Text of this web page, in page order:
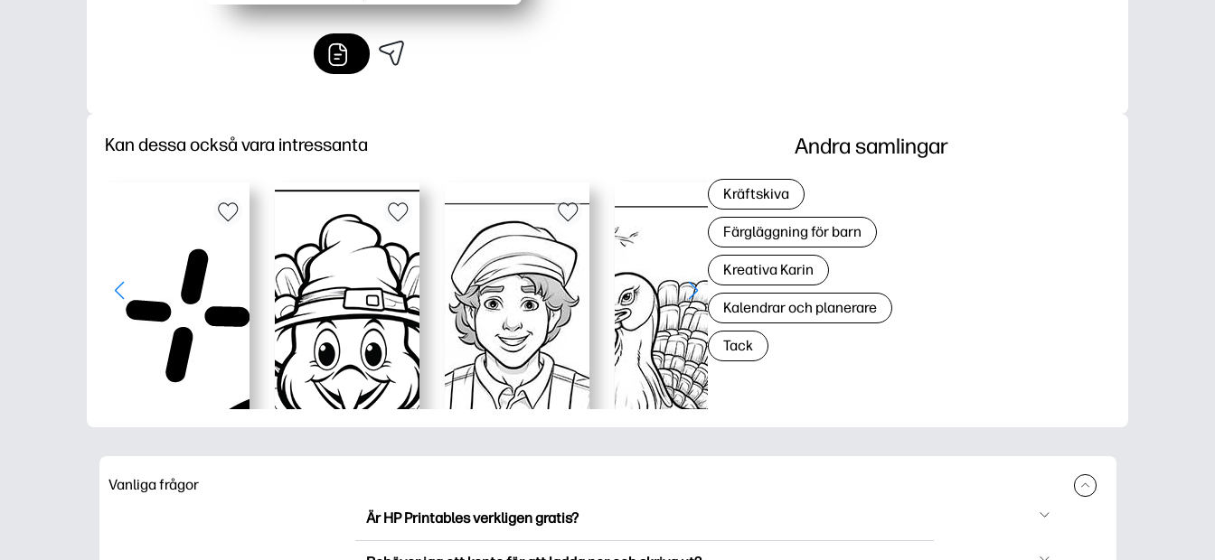
Kan dessa också vara intressanta Andra samlingar
Kräftskiva
Färgläggning för barn
Kreativa Karin
Kalendrar och planerare
Tack
Vanliga frågor
Är HP Printables verkligen gratis?